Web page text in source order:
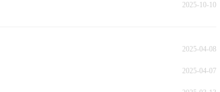
2025-10-10
2025-04-08
2025-04-07